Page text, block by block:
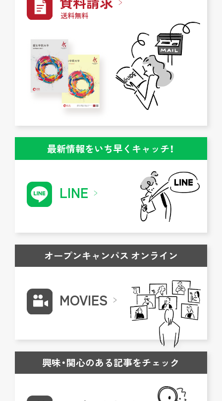
送料無料
最新情報をいち早くキャッチ！
LINE
オープンキャンパス オンライン
MOVIES
興味・関心のある記事をチェック